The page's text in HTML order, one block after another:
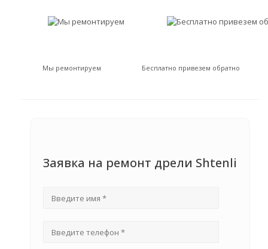
Мы ремонтируем Бесплатно привезем обратно
Заявка на ремонт дрели Shtenli